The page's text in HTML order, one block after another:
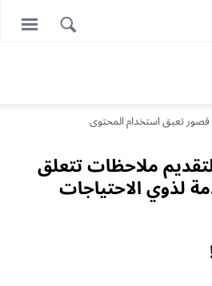
قصور تعيق استخدام المحتوى
ملاحظات تتعلق
لذوي الاحتياجات